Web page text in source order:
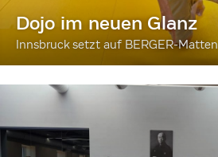
Dojo im neuen Glanz
Innsbruck setzt auf BERGER-Matten